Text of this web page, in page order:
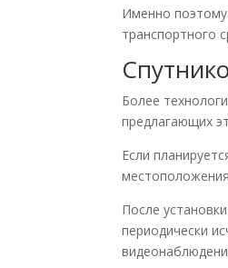
Именно поэтому
транспортного
Более
предлагающих
Если
После
периодически